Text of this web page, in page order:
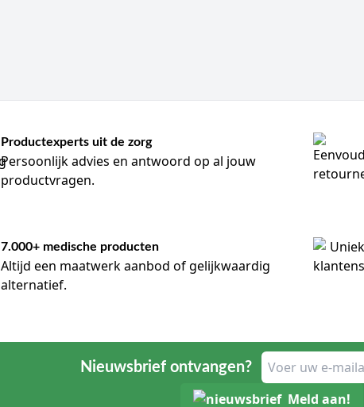
Productexperts uit de zorg
Persoonlijk advies en antwoord op al jouw
productvragen.
7.000+ medische producten
Altijd een maatwerk aanbod of gelijkwaardig
alternatief.
Nieuwsbrief ontvangen?
Meld aan!